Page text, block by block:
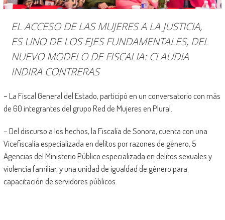
EL ACCESO DE LAS MUJERES A LA JUSTICIA,
ES UNO DE LOS EJES FUNDAMENTALES, DEL
NUEVO MODELO DE FISCALIA: CLAUDIA
INDIRA CONTRERAS
– La Fiscal General del Estado, participó en un conversatorio con más
de 60 integrantes del grupo Red de Mujeres en Plural.
– Del discurso a los hechos, la Fiscalía de Sonora, cuenta con una
Vicefiscalia especializada en delitos por razones de género, 5
Agencias del Ministerio Público especializada en delitos sexuales y
violencia familiar, y una unidad de igualdad de género para
capacitación de servidores públicos.